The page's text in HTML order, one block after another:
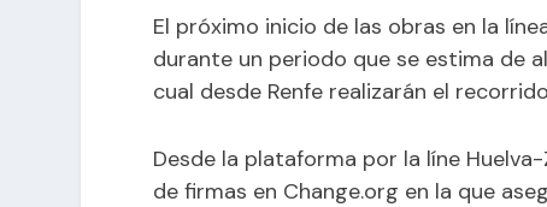
El próximo inicio de las obras en la
durante un periodo que se estima de
cual desde Renfe realizarán el
Desde la plataforma por la líne
de firmas en Change.org en la que